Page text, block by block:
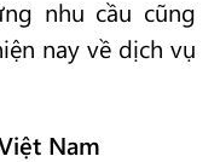
nhu cầu cũng
nay về dịch vụ
Nam